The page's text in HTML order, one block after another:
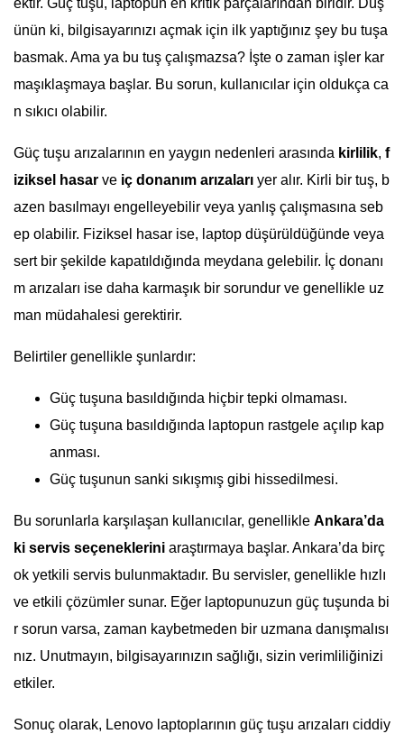
ektir. Güç tuşu, laptopun en kritik parçalarından biridir. Düş
ünün ki, bilgisayarınızı açmak için ilk yaptığınız şey bu tuşa
basmak. Ama ya bu tuş çalışmazsa? İşte o zaman işler kar
maşıklaşmaya başlar. Bu sorun, kullanıcılar için oldukça ca
n sıkıcı olabilir.
Güç tuşu arızalarının en yaygın nedenleri arasında kirlilik, f
iziksel hasar ve iç donanım arızaları yer alır. Kirli bir tuş, b
azen basılmayı engelleyebilir veya yanlış çalışmasına seb
ep olabilir. Fiziksel hasar ise, laptop düşürüldüğünde veya
sert bir şekilde kapatıldığında meydana gelebilir. İç donanı
m arızaları ise daha karmaşık bir sorundur ve genellikle uz
man müdahalesi gerektirir.
Belirtiler genellikle şunlardır:
Güç tuşuna basıldığında hiçbir tepki olmaması.
Güç tuşuna basıldığında laptopun rastgele açılıp kap
anması.
Güç tuşunun sanki sıkışmış gibi hissedilmesi.
Bu sorunlarla karşılaşan kullanıcılar, genellikle Ankara’da
ki servis seçeneklerini araştırmaya başlar. Ankara’da birç
ok yetkili servis bulunmaktadır. Bu servisler, genellikle hızlı
ve etkili çözümler sunar. Eğer laptopunuzun güç tuşunda bi
r sorun varsa, zaman kaybetmeden bir uzmana danışmalısı
nız. Unutmayın, bilgisayarınızın sağlığı, sizin verimliliğinizi
etkiler.
Sonuç olarak, Lenovo laptoplarının güç tuşu arızaları ciddiy